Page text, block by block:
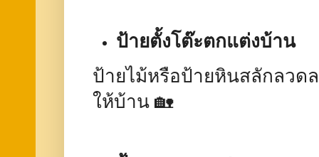
ป้ายตั้งโต๊ะตกแต่งบ้าน
ป้ายไม้หรือป้ายหินสลักลวด
ให้บ้าน 🏡